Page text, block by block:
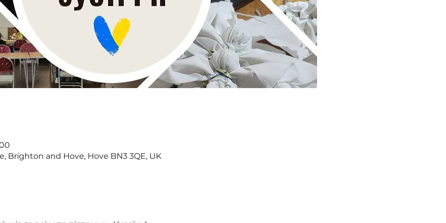
Brighton and Hove, Hove BN3 3QE, UK